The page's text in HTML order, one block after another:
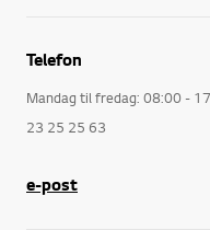
Telefon
Mandag til fredag: 08:00 -
23 25 25 63
e-post